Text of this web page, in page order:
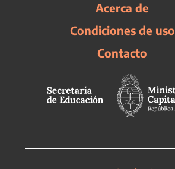
Acerca de
Condiciones de uso
Contacto